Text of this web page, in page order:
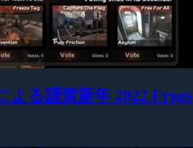
る謹賀新年 2022 Frags